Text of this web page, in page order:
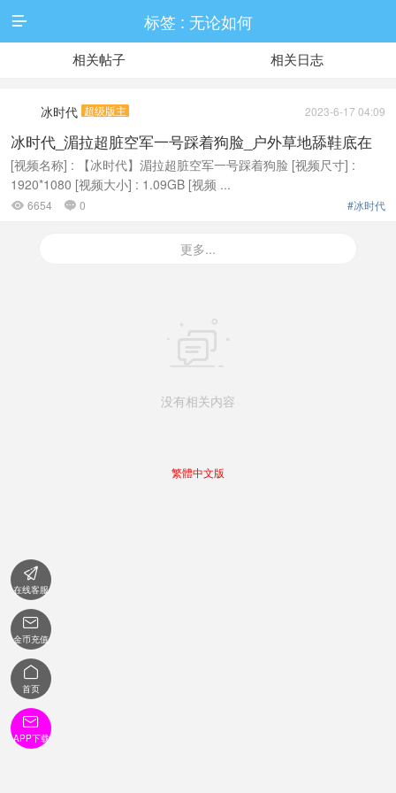
 标签 : 无论如何
相关帖子 相关日志
2023-6-17 04:09
冰时代 超级版主
冰时代_湄拉超脏空军一号踩着狗脸_户外草地舔鞋底在
线播放
[视频名称] : 【冰时代】湄拉超脏空军一号踩着狗脸 [视频尺寸] :
1920*1080 [视频大小] : 1.09GB [视频 ...
#冰时代
 6654  0
更多...
没有相关内容
繁體中文版

在线客服

金币充值

首页

APP下载